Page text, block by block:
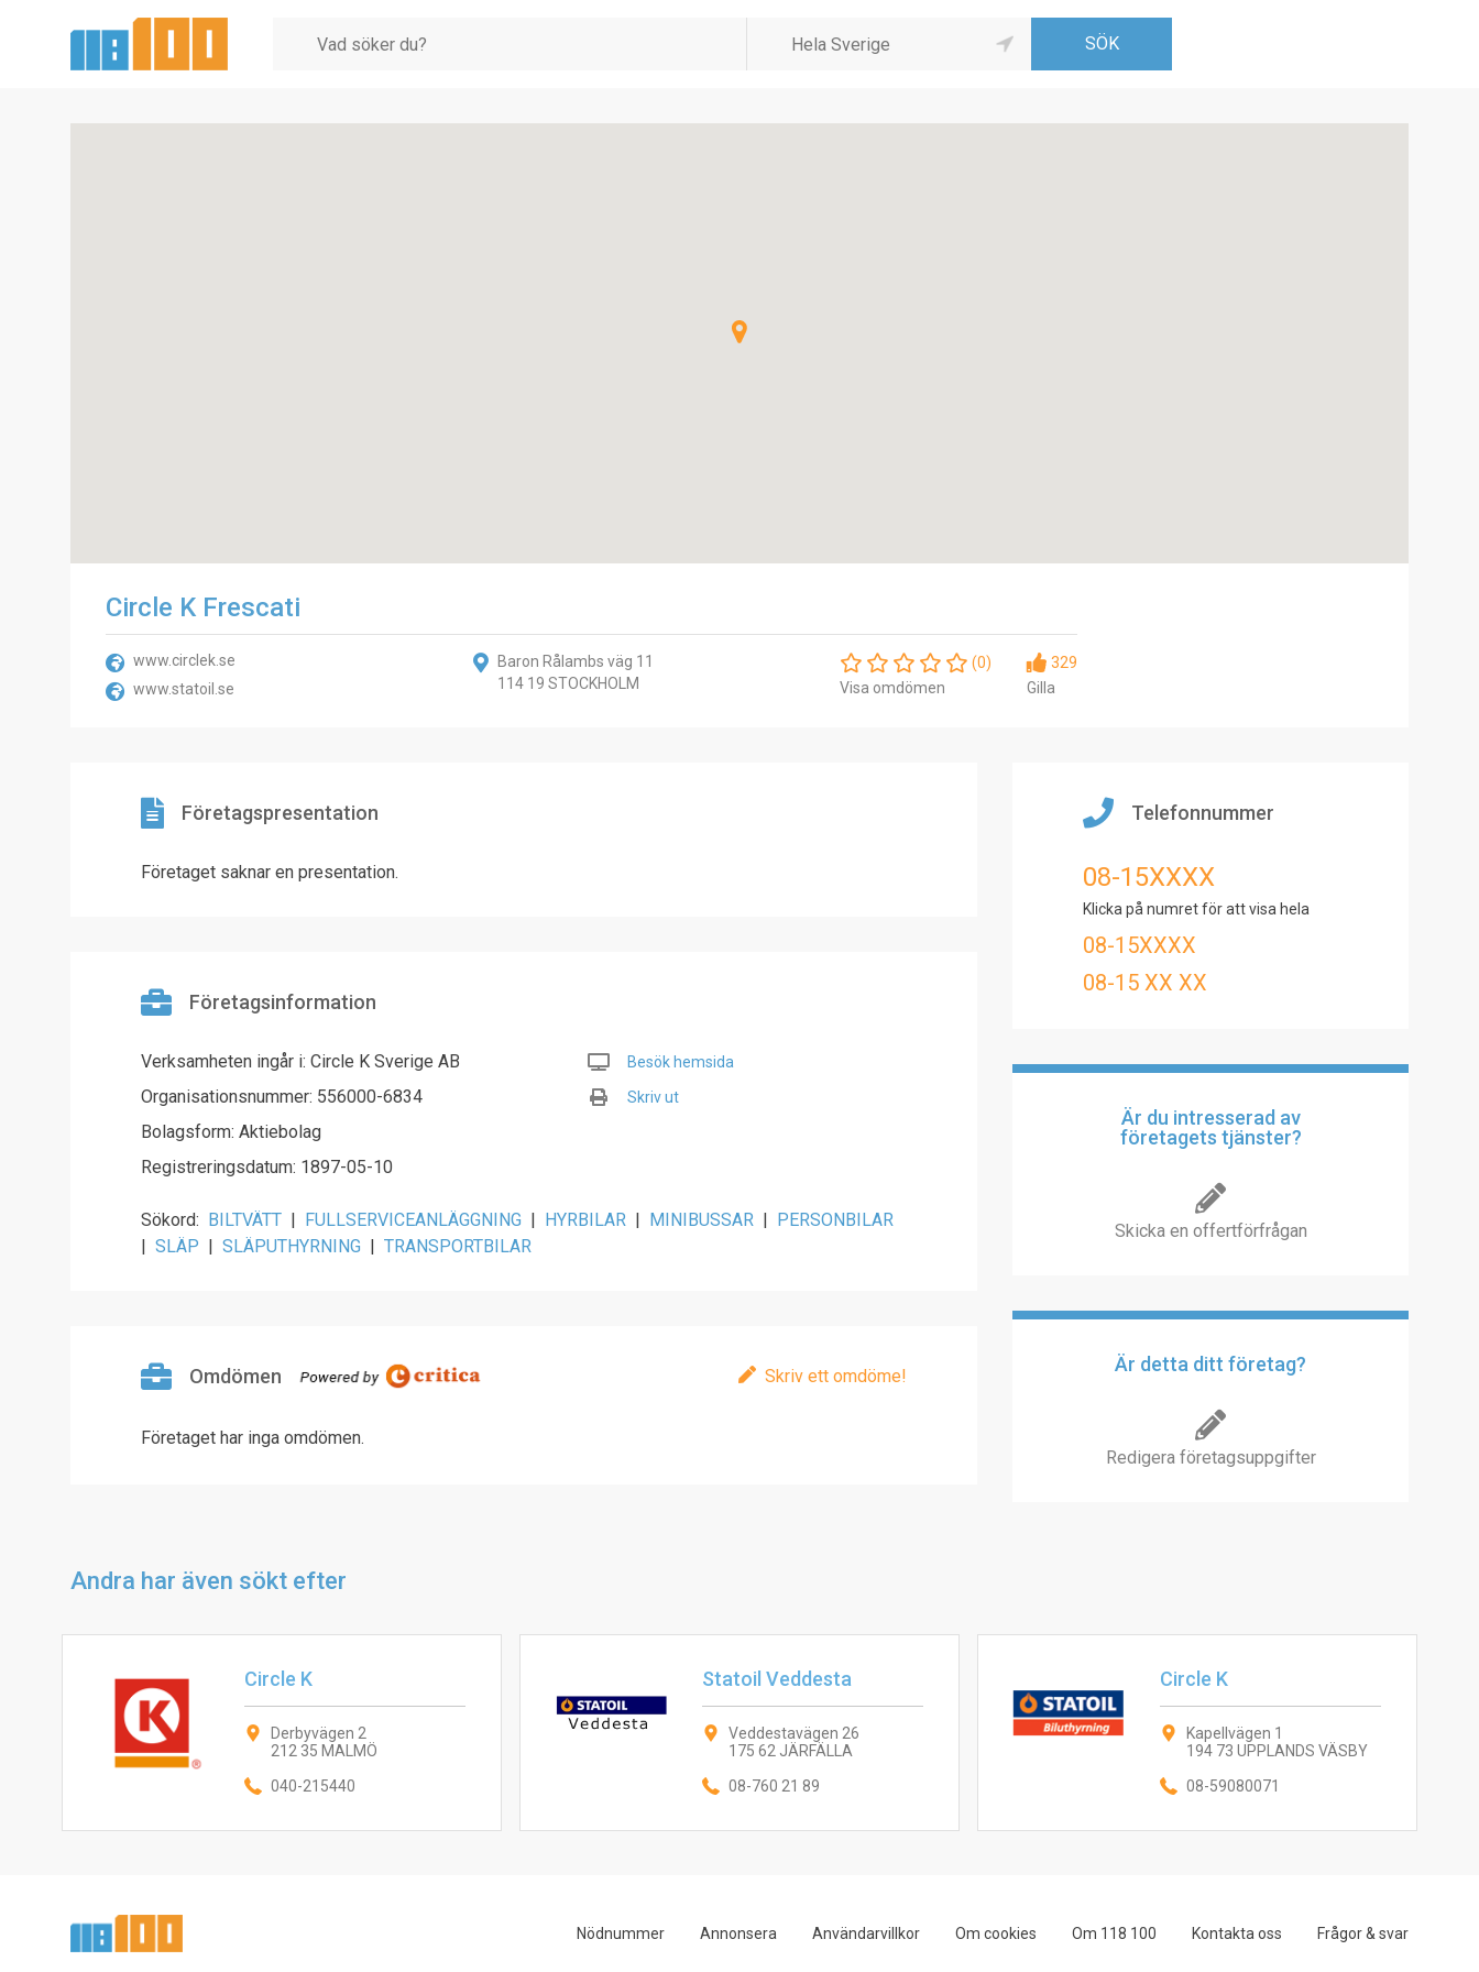
Circle K Frescati
www.circlek.se
www.statoil.se
Baron Rålambs väg 11
114 19 STOCKHOLM
(0)
Visa omdömen
329
Gilla
Företagspresentation
Företaget saknar en presentation.
Företagsinformation
Verksamheten ingår i: Circle K Sverige AB
Organisationsnummer: 556000-6834
Bolagsform: Aktiebolag
Registreringsdatum: 1897-05-10
Besök hemsida
Skriv ut
Sökord: BILTVÄTT | FULLSERVICEANLÄGGNING | HYRBILAR | MINIBUSSAR | PERSONBILAR
| SLÄP | SLÄPUTHYRNING | TRANSPORTBILAR
Omdömen Skriv ett omdöme!
Företaget har inga omdömen.
Telefonnummer
08-15XXXX
Klicka på numret för att visa hela
08-15XXXX
08-15 XX XX
Är du intresserad av
företagets tjänster?
Skicka en offertförfrågan
Är detta ditt företag?
Redigera företagsuppgifter
Andra har även sökt efter
Circle K
Derbyvägen 2
212 35 MALMÖ
040-215440
Statoil Veddesta
Veddestavägen 26
175 62 JÄRFÄLLA
08-760 21 89
Circle K
Kapellvägen 1
194 73 UPPLANDS VÄSBY
08-59080071
Nödnummer Annonsera Användarvillkor Om cookies Om 118 100 Kontakta oss Frågor & svar